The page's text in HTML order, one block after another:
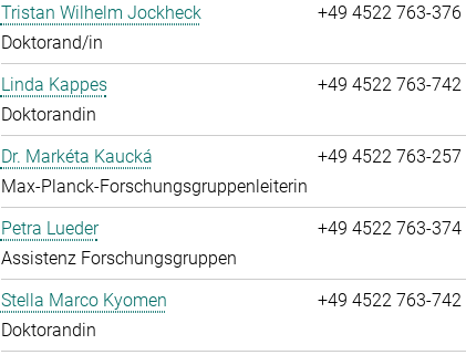
Tristan Wilhelm Jockheck
Doktorand/in
+49 4522 763-376
Linda Kappes
Doktorandin
+49 4522 763-742
Dr. Markéta Kaucká
Max-Planck-Forschungsgruppenleiterin
+49 4522 763-257
Petra Lueder
Assistenz Forschungsgruppen
+49 4522 763-374
Stella Marco Kyomen
Doktorandin
+49 4522 763-742